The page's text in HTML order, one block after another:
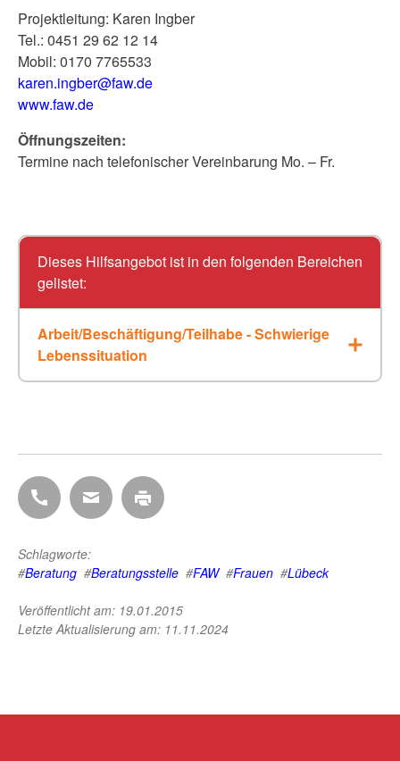
Projektleitung: Karen Ingber
Tel.: 0451 29 62 12 14
Mobil: 0170 7765533
karen.ingber@faw.de
www.faw.de
Öffnungszeiten:
Termine nach telefonischer Vereinbarung Mo. – Fr.
Dieses Hilfsangebot ist in den folgenden Bereichen
gelistet:
Arbeit/Beschäftigung/Teilhabe - Schwierige
Lebenssituation
D
i
s
e
e
i
D
i
s
e
e
i
D
i
e
e
i
Schlagworte:
#Beratung #Beratungsstelle #FAW #Frauen #Lübeck
Veröffentlicht am: 19.01.2015
Letzte Aktualisierung am: 11.11.2024